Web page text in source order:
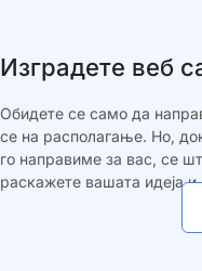
Изградете веб
Обидете се само да
се на располагање. Но,
го направиме за вас, се
раскажете вашата идеја и